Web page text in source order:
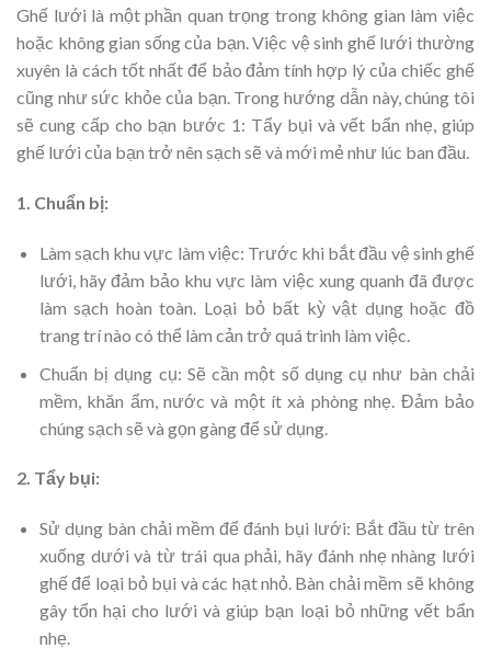
Ghế lưới là một phần quan trọng trong không gian làm việc
hoặc không gian sống của bạn. Việc vệ sinh ghế lưới thường
xuyên là cách tốt nhất để bảo đảm tính hợp lý của chiếc ghế
cũng như sức khỏe của bạn. Trong hướng dẫn này, chúng tôi
sẽ cung cấp cho bạn bước 1: Tẩy bụi và vết bẩn nhẹ, giúp
ghế lưới của bạn trở nên sạch sẽ và mới mẻ như lúc ban đầu.
1. Chuẩn bị:
Làm sạch khu vực làm việc: Trước khi bắt đầu vệ sinh ghế
lưới, hãy đảm bảo khu vực làm việc xung quanh đã được
làm sạch hoàn toàn. Loại bỏ bất kỳ vật dụng hoặc đồ
trang trí nào có thể làm cản trở quá trình làm việc.
Chuẩn bị dụng cụ: Sẽ cần một số dụng cụ như bàn chải
mềm, khăn ẩm, nước và một ít xà phòng nhẹ. Đảm bảo
chúng sạch sẽ và gọn gàng để sử dụng.
2. Tẩy bụi:
Sử dụng bàn chải mềm để đánh bụi lưới: Bắt đầu từ trên
xuống dưới và từ trái qua phải, hãy đánh nhẹ nhàng lưới
ghế để loại bỏ bụi và các hạt nhỏ. Bàn chải mềm sẽ không
gây tổn hại cho lưới và giúp bạn loại bỏ những vết bẩn
nhẹ.